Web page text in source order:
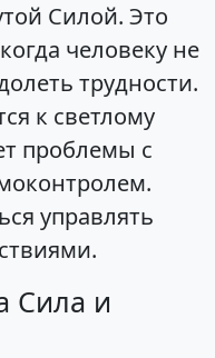
Силой. Это
человеку не
трудности.
к светлому
проблемы с
управлять
Сила и